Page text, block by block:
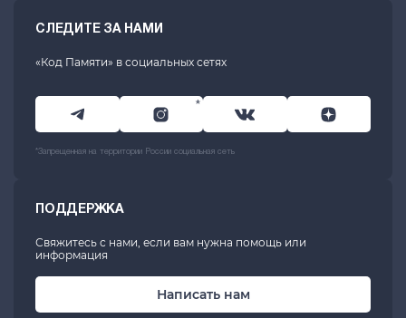
СЛЕДИТЕ ЗА НАМИ
«Код Памяти» в социальных сетях
*
*Запрещенная на территории России социальная сеть
ПОДДЕРЖКА
Свяжитесь с нами, если вам нужна помощь или
информация
Написать нам